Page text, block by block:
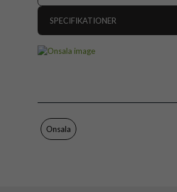
SPECIFIKATIONER
Material
Varumärke
Tillverkarens art nr
Onsala